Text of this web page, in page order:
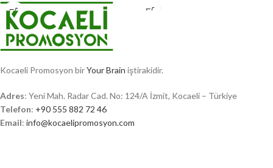
Kocaeli Promosyon birYour Brain iştirakidir.
Adres: Yeni Mah. Radar Cad. No: 124/A İzmit, Kocaeli – Türkiye
Telefon: +90 555 882 72 46
Email: info@kocaelipromosyon.com